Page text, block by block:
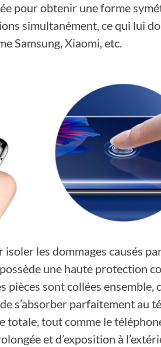
pour obtenir une forme
simultanément, ce qui lui
Samsung, Xiaomi, etc.
les dommages causés
une haute protection
sont collées ensemble,
s’absorber parfaitement au
tout comme le
et d’exposition à